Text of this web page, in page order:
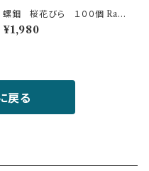
螺鈿 桜花びら １００個 Rade
n cherry blossom 100 piec
es
¥1,980
戻る